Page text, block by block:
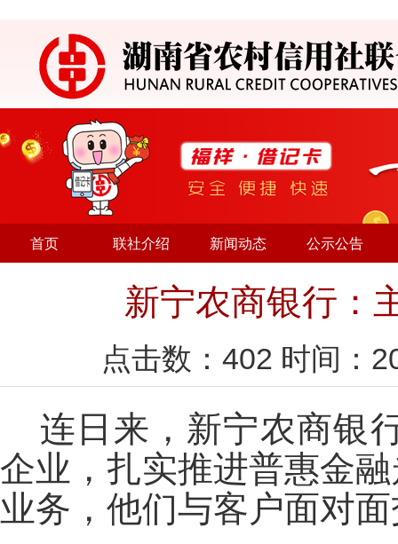
首页 联社介绍 新闻动态 公示公告
新宁农商银行：
点击数： 402 时间：
连日来，新宁农商银
企业，扎实推进普惠金
业务，他们与客户面对